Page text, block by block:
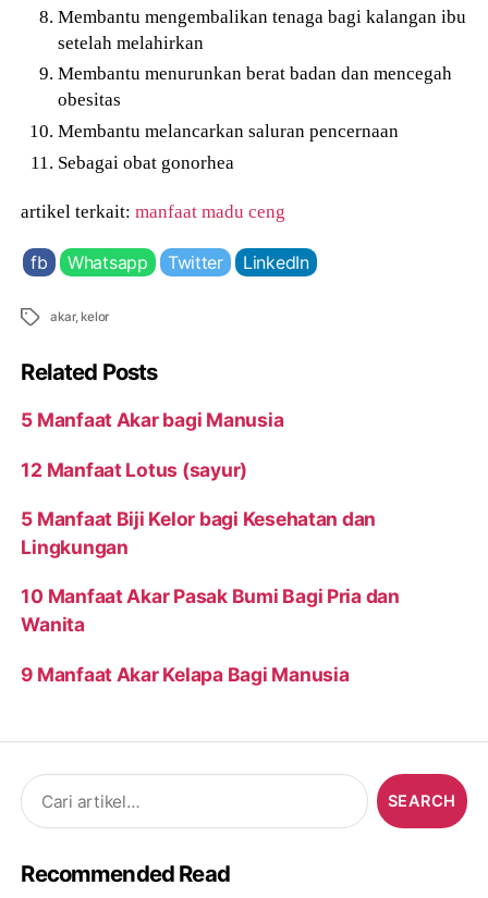
Membantu mengembalikan tenaga bagi kalangan ibu
setelah melahirkan
Membantu menurunkan berat badan dan mencegah
obesitas
Membantu melancarkan saluran pencernaan
Sebagai obat gonorhea
artikel terkait:manfaat madu ceng
fb Whatsapp Twitter LinkedIn
Tags akar,kelor
Related Posts
5 Manfaat Akar bagi Manusia
12 Manfaat Lotus (sayur)
5 Manfaat Biji Kelor bagi Kesehatan dan
Lingkungan
10 Manfaat Akar Pasak Bumi Bagi Pria dan
Wanita
9 Manfaat Akar Kelapa Bagi Manusia
Search
for:
Recommended Read